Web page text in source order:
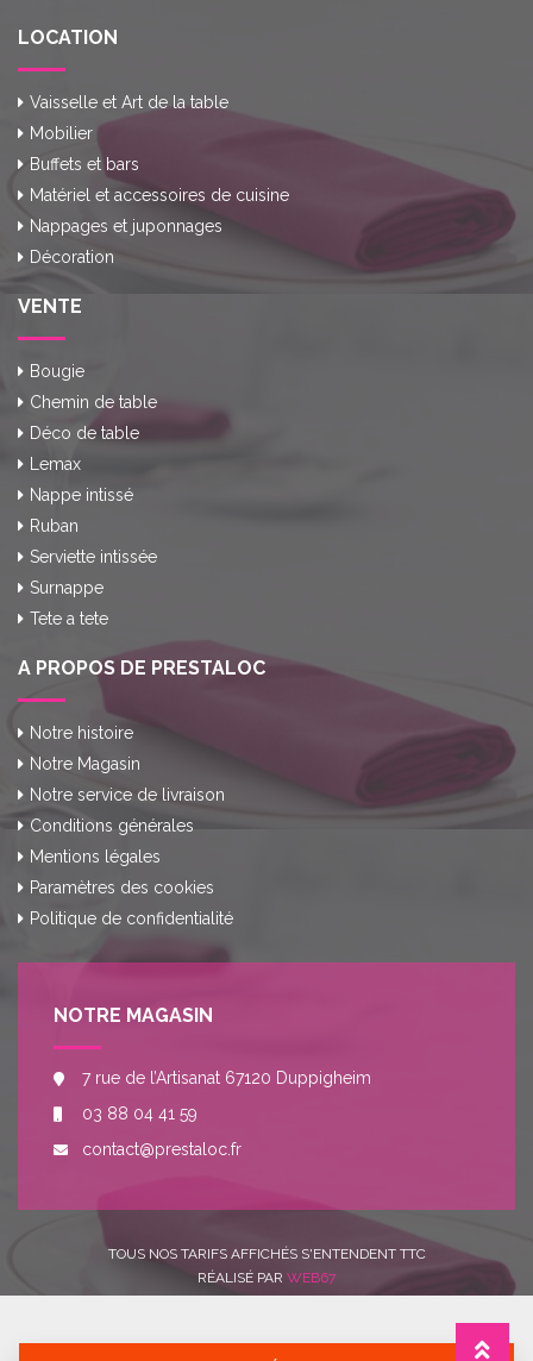
LOCATION
Vaisselle et Art de la table
Mobilier
Buffets et bars
Matériel et accessoires de cuisine
Nappages et juponnages
Décoration
VENTE
Bougie
Chemin de table
Déco de table
Lemax
Nappe intissé
Ruban
Serviette intissée
Surnappe
Tete a tete
A PROPOS DE PRESTALOC
Notre histoire
Notre Magasin
Notre service de livraison
Conditions générales
Mentions légales
Paramètres des cookies
Politique de confidentialité
NOTRE MAGASIN
7 rue de l’Artisanat 67120 Duppigheim
03 88 04 41 59
contact@prestaloc.fr
TOUS NOS TARIFS AFFICHÉS S'ENTENDENT TTC
RÉALISÉ PAR WEB67